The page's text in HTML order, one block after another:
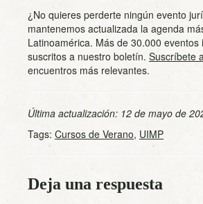
¿No quieres perderte ningún evento
mantenemos actualizada la agenda
Latinoamérica. Más de 30.000
suscritos a nuestro boletín. Suscríbete
encuentros más relevantes.
Última actualización: 12 de mayo de
Tags: Cursos de Verano, UIMP
Deja una respuesta